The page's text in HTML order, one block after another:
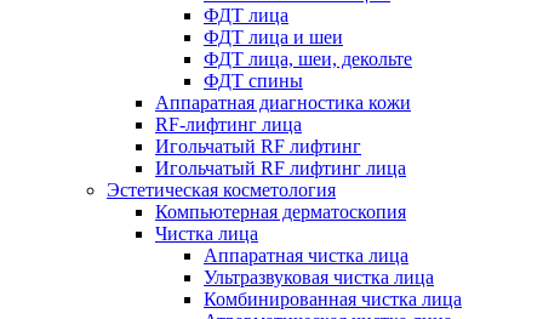
ФДТ лица
ФДТ лица и шеи
ФДТ лица, шеи, декольте
ФДТ спины
Аппаратная диагностика кожи
RF-лифтинг лица
Игольчатый RF лифтинг
Игольчатый RF лифтинг лица
Эстетическая косметология
Компьютерная дерматоскопия
Чистка лица
Аппаратная чистка лица
Ультразвуковая чистка лица
Комбинированная чистка лица